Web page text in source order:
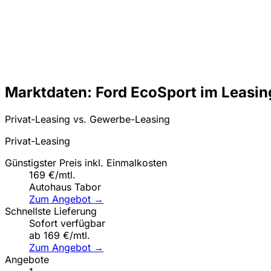
Marktdaten: Ford EcoSport im
Privat-Leasing vs. Gewerbe-Leasing
Privat-Leasing
Günstigster Preis inkl. Einmalkosten
169 €/mtl.
Autohaus Tabor
Zum Angebot →
Schnellste Lieferung
Sofort verfügbar
ab 169 €/mtl.
Zum Angebot →
Angebote